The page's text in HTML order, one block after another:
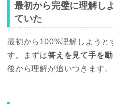
最初から完璧に理解し
ていた
最初から100%理解しようと
す。まずは答えを見て手を
後から理解が追いつきます。